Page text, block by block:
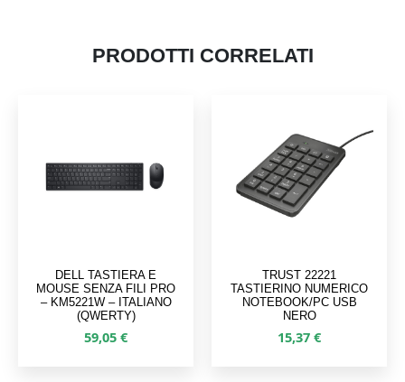
Dimensioni
14 × 9,5 × 4,5 cm
PRODOTTI CORRELATI
DELL TASTIERA E
MOUSE SENZA FILI PRO
– KM5221W – ITALIANO
(QWERTY)
59,05 €
TRUST 22221
TASTIERINO NUMERICO
NOTEBOOK/PC USB
NERO
15,37 €